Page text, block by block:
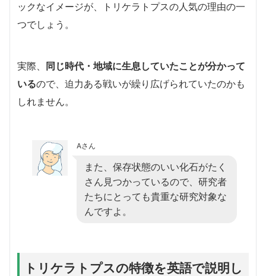
ックなイメージが、トリケラトプスの人気の理由の一
つでしょう。
実際、 同じ時代・地域に生息していたことが分かって
いるので、迫力ある戦いが繰り広げられていたのかも
しれません。
Aさん
また、保存状態のいい化石がたく
さん見つかっているので、研究者
たちにとっても貴重な研究対象な
んですよ。
トリケラトプスの特徴を英語で説明し